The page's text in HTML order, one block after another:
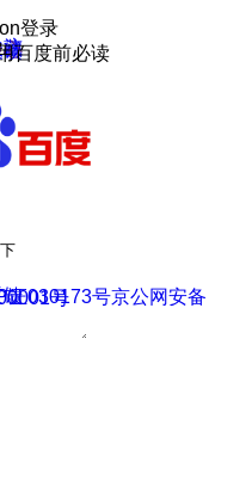
登录
注
藏
心
馈百度前必读
馈
证030173号
号